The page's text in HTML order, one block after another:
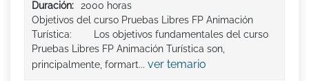
Duración:
2000 horas
Objetivos del curso Pruebas Libres FP Animación
Turística: Los objetivos fundamentales del curso
Pruebas Libres FP Animación Turística son,
principalmente, formart... ver temario